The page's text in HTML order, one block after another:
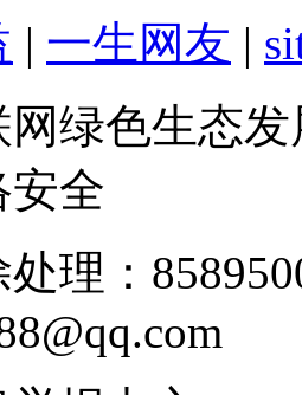
| 一生网友 |
绿色生态
安全
理：